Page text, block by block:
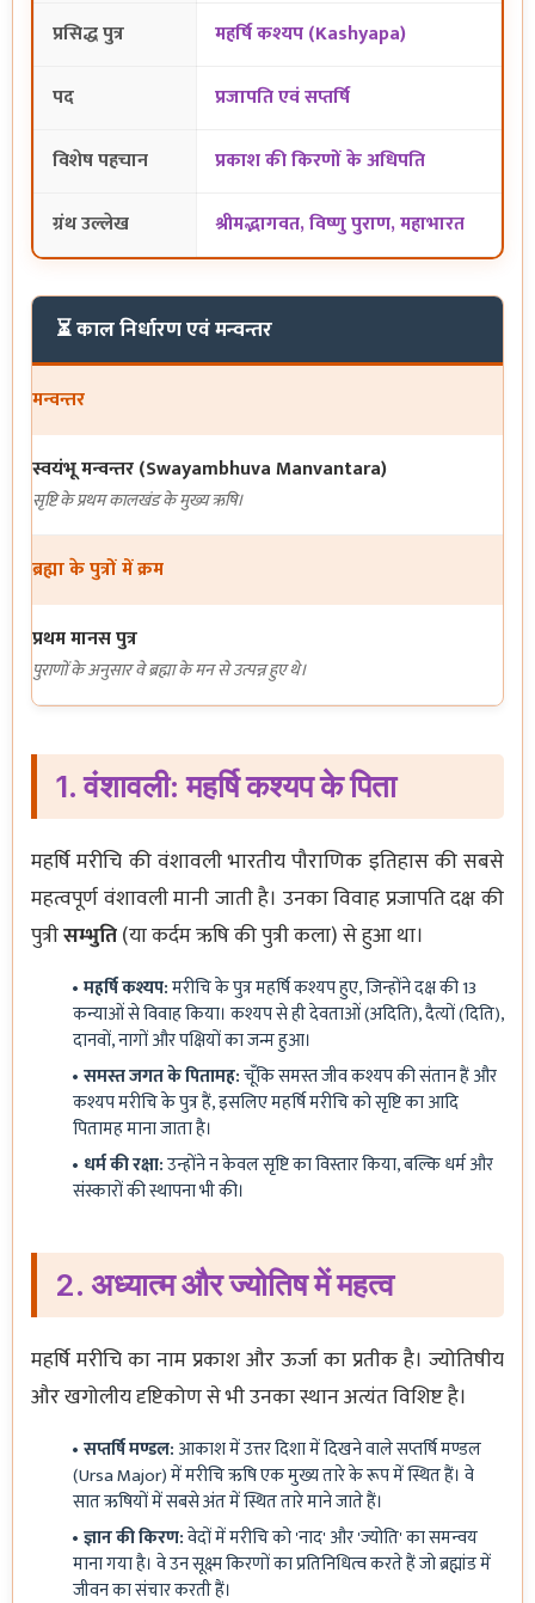
प्रसिद्ध पुत्र
महर्षि कश्यप (Kashyapa)
पद
प्रजापति एवं सप्तर्षि
विशेष पहचान
प्रकाश की किरणों के अधिपति
ग्रंथ उल्लेख
श्रीमद्भागवत, विष्णु पुराण, महाभारत
⏳ काल निर्धारण एवं मन्वन्तर
मन्वन्तर
स्वयंभू मन्वन्तर (Swayambhuva Manvantara)
सृष्टि के प्रथम कालखंड के मुख्य ऋषि।
ब्रह्मा के पुत्रों में क्रम
प्रथम मानस पुत्र
पुराणों के अनुसार वे ब्रह्मा के मन से उत्पन्न हुए थे।
1. वंशावली: महर्षि कश्यप के पिता
महर्षि मरीचि की वंशावली भारतीय पौराणिक इतिहास की सबसे
महत्वपूर्ण वंशावली मानी जाती है। उनका विवाह प्रजापति दक्ष की
पुत्रीसम्भुति(या कर्दम ऋषि की पुत्री कला) से हुआ था।
महर्षि कश्यप:मरीचि के पुत्र महर्षि कश्यप हुए, जिन्होंने दक्ष की 13
कन्याओं से विवाह किया। कश्यप से ही देवताओं (अदिति), दैत्यों (दिति),
दानवों, नागों और पक्षियों का जन्म हुआ।
समस्त जगत के पितामह:चूँकि समस्त जीव कश्यप की संतान हैं और
कश्यप मरीचि के पुत्र हैं, इसलिए महर्षि मरीचि को सृष्टि का आदि
पितामह माना जाता है।
धर्म की रक्षा:उन्होंने न केवल सृष्टि का विस्तार किया, बल्कि धर्म और
संस्कारों की स्थापना भी की।
2. अध्यात्म और ज्योतिष में महत्व
महर्षि मरीचि का नाम प्रकाश और ऊर्जा का प्रतीक है। ज्योतिषीय
और खगोलीय दृष्टिकोण से भी उनका स्थान अत्यंत विशिष्ट है।
सप्तर्षि मण्डल: आकाश में उत्तर दिशा में दिखने वाले सप्तर्षि मण्डल
(Ursa Major) में मरीचि ऋषि एक मुख्य तारे के रूप में स्थित हैं। वे
सात ऋषियों में सबसे अंत में स्थित तारे माने जाते हैं।
ज्ञान की किरण:वेदों में मरीचि को 'नाद' और 'ज्योति' का समन्वय
माना गया है। वे उन सूक्ष्म किरणों का प्रतिनिधित्व करते हैं जो ब्रह्मांड में
जीवन का संचार करती हैं।